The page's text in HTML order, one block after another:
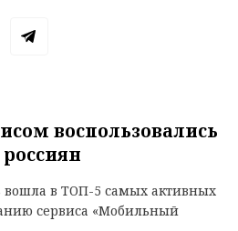
воспользовались
вошла в ТОП-5 самых активных
сервиса «Мобильный